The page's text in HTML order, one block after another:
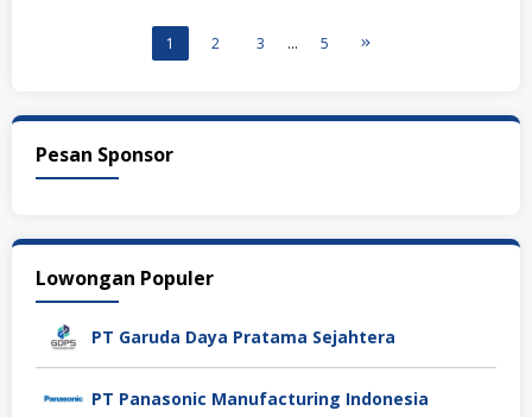
1 2 3 … 5
Pesan Sponsor
Lowongan Populer
PT Garuda Daya Pratama Sejahtera
PT Panasonic Manufacturing Indonesia